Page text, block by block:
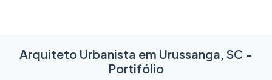
Arquiteto Urbanista em Urussanga, SC -
Portifólio